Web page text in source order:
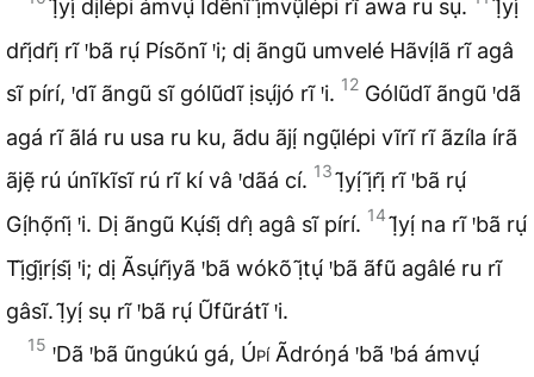
Ị̃yị́ dịlépi ámvụ́ Ídẽnĩ ị̃mvụ̃lépi rĩ awa ru sụ.
Ị̃yị́
drị̃drị̃ rĩ ꞌbã rụ́ Písõnĩ ꞌi; dị ãngũ umvelé Hãvị́lã rĩ agâ
sĩ pírí, ꞌdĩ ãngũ sĩ gólũdĩ ịsụ́jó rĩ ꞌi. 12 Gólũdĩ ãngũ ꞌdã
agá rĩ ãlá ru usa ru ku, ãdu ãjị́ ngụ̃lépi vĩrĩ rĩ ãzíla írã
ãjẹ̃ rú únĩkĩsĩ rú rĩ kí vâ ꞌdãá cí. 13 Ị̃yị́ ị̃rị̃ rĩ ꞌbã rụ́
Gị́họ̃nị̃ ꞌi. Dị ãngũ Kụ́sị̃ drị̂ agâ sĩ pírí. 14 Ị̃yị́ na rĩ ꞌbã rụ́
Tị̃gị̃rị́sị̃ ꞌi; dị Ãsụ́rị̃yã ꞌbã wókõ ị̃tụ́ ꞌbã ãfũ agâlé ru rĩ
gâsĩ. Ị̃yị́ sụ rĩ ꞌbã rụ́ Ũfũrátĩ ꞌi.
15 ꞌDã ꞌbã ũngúkú gá, ÚpíÃdróŋá ꞌbã ꞌbá ámvụ́